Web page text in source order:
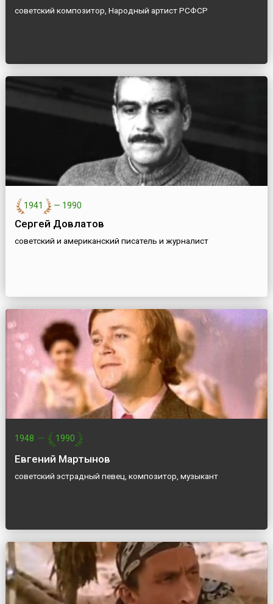
советский композитор, Народный артист РСФСР
1941 — 1990
Сергей Довлатов
советский и американский писатель и журналист
1948 — 1990
Евгений Мартынов
советский эстрадный певец, композитор, музыкант